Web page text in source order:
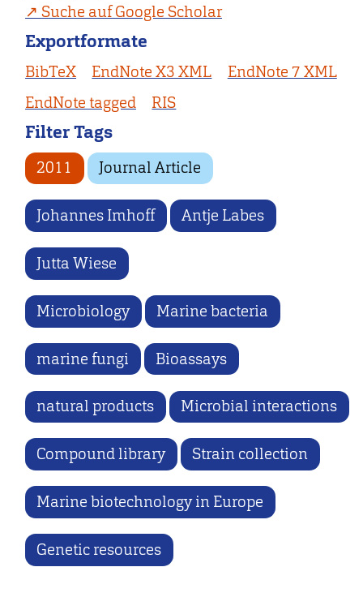
Suche auf Google Scholar
Exportformate
BibTeX EndNote X3 XML
EndNote 7 XML
EndNote tagged
RIS
Filter Tags
2011 Journal Article
Johannes Imhoff Antje Labes
Jutta Wiese
Microbiology Marine bacteria
marine fungi Bioassays
natural products Microbial interactions
Compound library Strain collection
Marine biotechnology in Europe
Genetic resources